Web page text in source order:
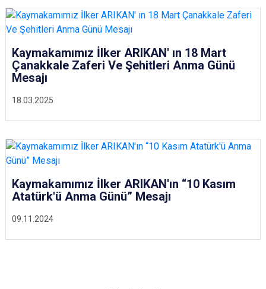
18.03.2025
Kaymakamımız İlker ARIKAN' ın 18 Mart
Çanakkale Zaferi Ve Şehitleri Anma Günü
Mesajı
09.11.2024
Kaymakamımız İlker ARIKAN'ın “10 Kasım
Atatürk'ü Anma Günü” Mesajı